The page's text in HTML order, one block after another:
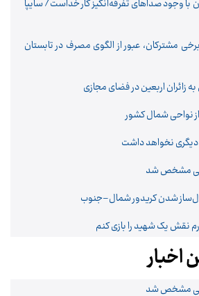
با وجود صداهای تفرقه‌انگیز کار خداست/ سایپا
مشترکان، عبور از الگوی مصرف در تابستان
زائران اربعین در فضای مجازی
نواحی شمال کشور
دیگری نخواهد داشت
مشخص شد
شدن کریدور شمال–جنوب
نقش یک شهید را بازی کنم
اخبار
مشخص شد